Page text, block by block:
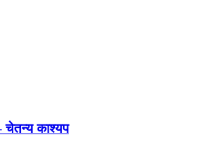
चेतन्य काश्यप